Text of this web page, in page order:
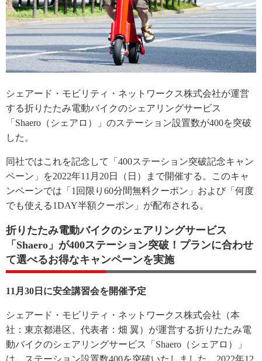
シェアード・モビリティ・ネットワークス株式会社が運営
する折りたたみ電動バイクのシェアリングサービス
「Shaero（シェアロ）」のステーション設置数が400を突破
した。
同社ではこれを記念して「400ステーション突破記念キャン
ペーン」を2022年11月20日（日）まで開催する。このキャ
ンペーンでは「1回限り60分間無料クーポン」および「何度
でも使える1DAY半額クーポン」が配布される。
折りたたみ電動バイクのシェアリングサービス
「Shaero」が400ステーション突破！プランに合わせ
て選べるお得なキャンペーンを実施
11月30日に安全講習会を開催予定
シェアード・モビリティ・ネットワークス株式会社（本
社：東京都港区、代表者：畑 翼）が運営する折りたたみ電
動バイクのシェアリングサービス「Shaero（シェアロ）」
は、ステーション設置数400を突破いたしました。2022年12